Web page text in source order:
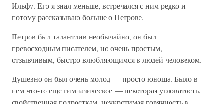
Ильфу. Его я знал меньше, встречался с ним редко и
потому рассказываю больше о Петрове.
Петров был талантлив необычайно, он был
превосходным писателем, но очень простым,
отзывчивым, быстро влюбляющимся в людей человеком.
Душевно он был очень молод — просто юноша. Было в
нем что-то еще гимназическое — некоторая угловатость,
свойственная подросткам, неукротимая горячность в